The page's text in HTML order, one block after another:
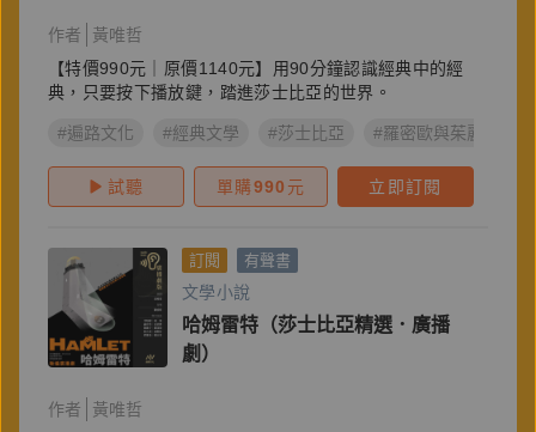
作者
黃唯哲
【特價990元｜原價1140元】用90分鐘認識經典中的經
典，只要按下播放鍵，踏進莎士比亞的世界。
#遍路文化 #經典文學 #莎士比亞 #羅密歐與茱麗葉
試聽 單購990 元 立即訂閱
訂閱 有聲書
文學小說
哈姆雷特（莎士比亞精選．廣播
劇）
作者
黃唯哲